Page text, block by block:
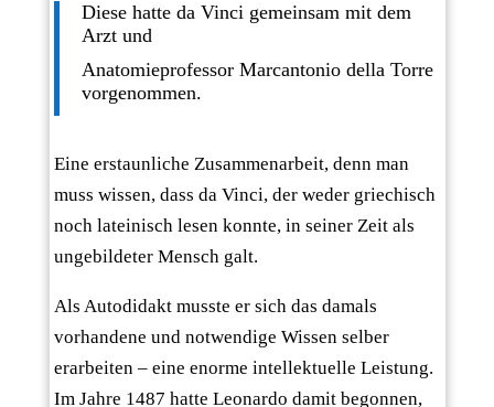
Diese hatte da Vinci gemeinsam mit dem
Arzt und
Anatomieprofessor Marcantonio della Torre
vorgenommen.
Eine erstaunliche Zusammenarbeit, denn man
muss wissen, dass da Vinci, der weder griechisch
noch lateinisch lesen konnte, in seiner Zeit als
ungebildeter Mensch galt.
Als Autodidakt musste er sich das damals
vorhandene und notwendige Wissen selber
erarbeiten – eine enorme intellektuelle Leistung.
Im Jahre 1487 hatte Leonardo damit begonnen,